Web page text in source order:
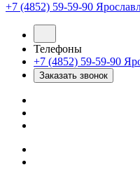
+7 (4852) 59-59-90
Телефоны
+7 (4852) 59-59-90
Заказать звонок